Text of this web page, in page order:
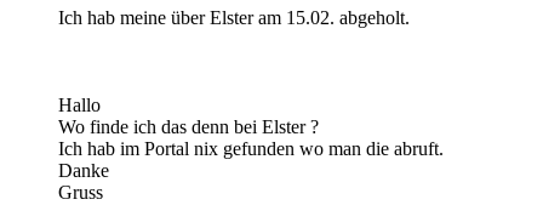
Ich hab meine über Elster am 15.02. abgeholt.
Hallo
Wo finde ich das denn bei Elster ?
Ich hab im Portal nix gefunden wo man die abruft.
Danke
Gruss